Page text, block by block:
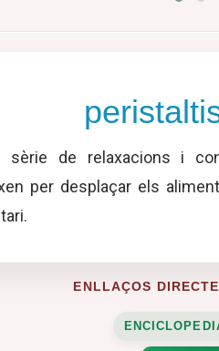
sèrie de relaxacions i
per desplaçar els
ENLLAÇOS